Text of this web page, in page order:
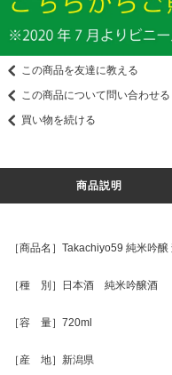
この商品を友達に教える
この商品について問い合わせる
買い物を続ける
商品説明
［商品名］Takachiyo59 純米吟
［種 別］日本酒 純米吟醸酒
［容 量］720ml
［産 地］新潟県